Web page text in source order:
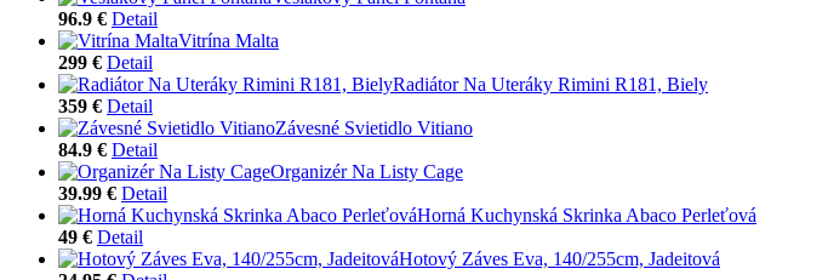
96.9 € Detail
Vitrína Malta
299 € Detail
Radiátor Na Uteráky Rimini R181, Biely
359 € Detail
Závesné Svietidlo Vitiano
84.9 € Detail
Organizér Na Listy Cage
39.99 € Detail
Horná Kuchynská Skrinka Abaco Perleťová
49 € Detail
Hotový Záves Eva, 140/255cm, Jadeitová